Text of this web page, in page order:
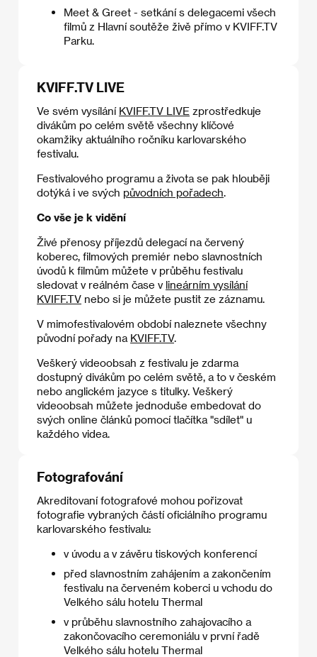
Meet & Greet - setkání s delegacemi všech
filmů z Hlavní soutěže živě přímo v KVIFF.TV
Parku.
KVIFF.TV LIVE
Ve svém vysílání KVIFF.TV LIVE zprostředkuje
divákům po celém světě všechny klíčové
okamžiky aktuálního ročníku karlovarského
festivalu.
Festivalového programu a života se pak hlouběji
dotýká i ve svých původních pořadech.
Co vše je k vidění
Živé přenosy příjezdů delegací na červený
koberec, filmových premiér nebo slavnostních
úvodů k filmům můžete v průběhu festivalu
sledovat v reálném čase v lineárním vysílání
KVIFF.TV nebo si je můžete pustit ze záznamu.
V mimofestivalovém období naleznete všechny
původní pořady na KVIFF.TV.
Veškerý videoobsah z festivalu je zdarma
dostupný divákům po celém světě, a to v českém
nebo anglickém jazyce s titulky. Veškerý
videoobsah můžete jednoduše embedovat do
svých online článků pomocí tlačítka "sdílet" u
každého videa.
Fotografování
Akreditovaní fotografové mohou pořizovat
fotografie vybraných částí oficiálního programu
karlovarského festivalu:
v úvodu a v závěru tiskových konferencí
před slavnostním zahájením a zakončením
festivalu na červeném koberci u vchodu do
Velkého sálu hotelu Thermal
v průběhu slavnostního zahajovacího a
zakončovacího ceremoniálu v první řadě
Velkého sálu hotelu Thermal